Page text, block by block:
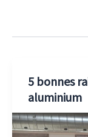
5 bonnes
aluminium